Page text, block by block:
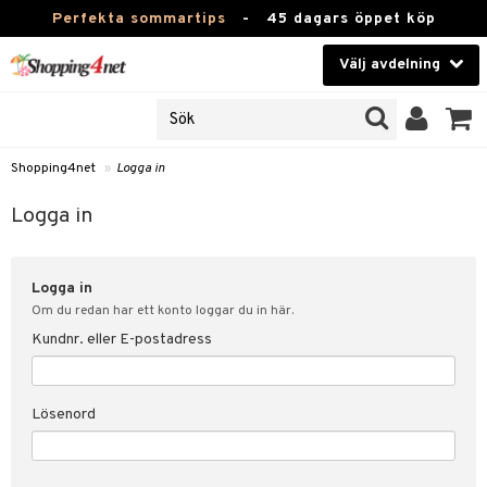
Perfekta sommartips - 45 dagars öppet köp
Välj avdelning
Kontaktlinser
Hälsokost
Fitness
Hem & Inredning
Leksaker, Barn & Baby
Varumärken
Shopping4net » Logga in
Logga in
Logga in
Om du redan har ett konto loggar du in här.
Kundnr. eller E-postadress
Lösenord
svar